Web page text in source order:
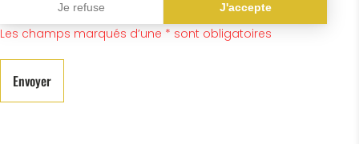
Je refuse J'accepte
Axeptio consent
Les champs marqués d’une * sont obligatoires
Envoyer